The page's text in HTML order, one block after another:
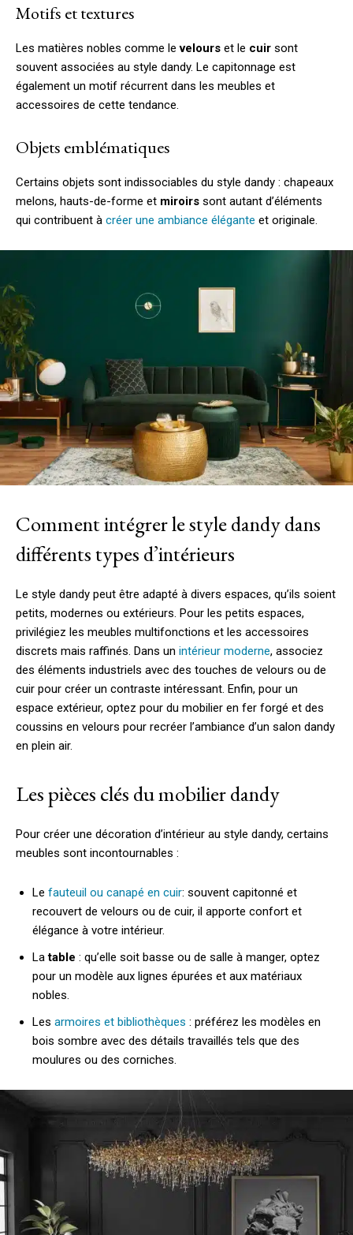
Motifs et textures
Les matières nobles comme levelours et le cuir sont
souvent associées au style dandy. Le capitonnage est
également un motif récurrent dans les meubles et
accessoires de cette tendance.
Objets emblématiques
Certains objets sont indissociables du style dandy : chapeaux
melons, hauts-de-forme et miroirs sont autant d’éléments
qui contribuent à créer une ambiance élégante et originale.
Comment intégrer le style dandy dans
différents types d’intérieurs
Le style dandy peut être adapté à divers espaces, qu’ils soient
petits, modernes ou extérieurs. Pour les petits espaces,
privilégiez les meubles multifonctions et les accessoires
discrets mais raffinés. Dans un intérieur moderne, associez
des éléments industriels avec des touches de velours ou de
cuir pour créer un contraste intéressant. Enfin, pour un
espace extérieur, optez pour du mobilier en fer forgé et des
coussins en velours pour recréer l’ambiance d’un salon dandy
en plein air.
Les pièces clés du mobilier dandy
Pour créer une décoration d’intérieur au style dandy, certains
meubles sont incontournables :
Le fauteuil ou canapé en cuir: souvent capitonné et
recouvert de velours ou de cuir, il apporte confort et
élégance à votre intérieur.
Latable : qu’elle soit basse ou de salle à manger, optez
pour un modèle aux lignes épurées et aux matériaux
nobles.
Les armoires et bibliothèques : préférez les modèles en
bois sombre avec des détails travaillés tels que des
moulures ou des corniches.